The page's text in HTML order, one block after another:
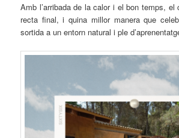
Amb l’arribada de la calor i el bon temps, el
recta final, i quina millor manera que
sortida a un entorn natural i ple